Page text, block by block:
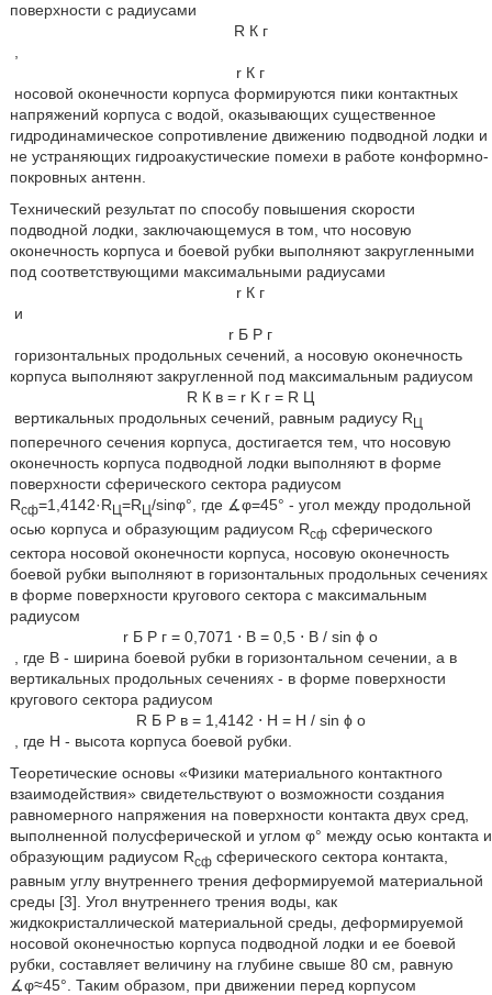
поверхности с радиусами
R К г
,
r К г
носовой оконечности корпуса формируются пики контактных
напряжений корпуса с водой, оказывающих существенное
гидродинамическое сопротивление движению подводной лодки и
не устраняющих гидроакустические помехи в работе конформно-
покровных антенн.
Технический результат по способу повышения скорости
подводной лодки, заключающемуся в том, что носовую
оконечность корпуса и боевой рубки выполняют закругленными
под соответствующими максимальными радиусами
r К г
и
r Б Р г
горизонтальных продольных сечений, а носовую оконечность
корпуса выполняют закругленной под максимальным радиусом
R К в = r K г = R Ц
вертикальных продольных сечений, равным радиусу RЦ
поперечного сечения корпуса, достигается тем, что носовую
оконечность корпуса подводной лодки выполняют в форме
поверхности сферического сектора радиусом
Rсф=1,4142·RЦ=RЦ/sinφ°, где ∡φ=45° - угол между продольной
осью корпуса и образующим радиусом Rсф сферического
сектора носовой оконечности корпуса, носовую оконечность
боевой рубки выполняют в горизонтальных продольных сечениях
в форме поверхности кругового сектора с максимальным
радиусом
r Б Р г = 0,7071 ⋅ B = 0,5 ⋅ B / sin ϕ o
, где В - ширина боевой рубки в горизонтальном сечении, а в
вертикальных продольных сечениях - в форме поверхности
кругового сектора радиусом
R Б Р в = 1,4142 ⋅ H = H / sin ϕ o
, где Н - высота корпуса боевой рубки.
Теоретические основы «Физики материального контактного
взаимодействия» свидетельствуют о возможности создания
равномерного напряжения на поверхности контакта двух сред,
выполненной полусферической и углом φ° между осью контакта и
образующим радиусом Rсф сферического сектора контакта,
равным углу внутреннего трения деформируемой материальной
среды [3]. Угол внутреннего трения воды, как
жидкокристаллической материальной среды, деформируемой
носовой оконечностью корпуса подводной лодки и ее боевой
рубки, составляет величину на глубине свыше 80 см, равную
∡φ≈45°. Таким образом, при движении перед корпусом